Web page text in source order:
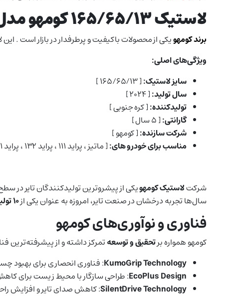
لاستیک 165/65/13 کومهو مدل TA21
برند کومهویکی از محصولات باکیفیت و پرطرفدار در بازار است .
ویژگی‌های اصلی:
سایز لاستیک:[ ۱۶۵/۶۵/۱۳ ]
سال تولید:[ ۲۰۲۴ ]
تولیدکننده:[ کره جنوبی ]
گارانتی:[ ۵ سال ]
شرکت سازنده:[ کومهو ]
مناسب برای خودرو های:[ ماتیز ، پراید ۱۱۱ ، پراید ۱۳۲ ، پراید ۱۴۱ ، پراید وانت ]
شرکتلاستیک کومهویکی از پیشروترین تولیدکنندگان تایر در
سال‌ها تجربه درخشان در صنعت تایر، امروزه به عنوان یکی از۱۰ تولیدکننده برتر لاستیک جهان
فناوری و نوآوری‌های کومهو
کومهو همواره برتحقیق و توسعهتمرکز داشته و از پیشرفته‌ترین
KumoGrip Technology: فناوری انحصاری برای بهبود
EcoPlus Design: طراحی سازگار با محیط زیست برای
SilentDrive Technology: کاهش صدای تایر و افزایش